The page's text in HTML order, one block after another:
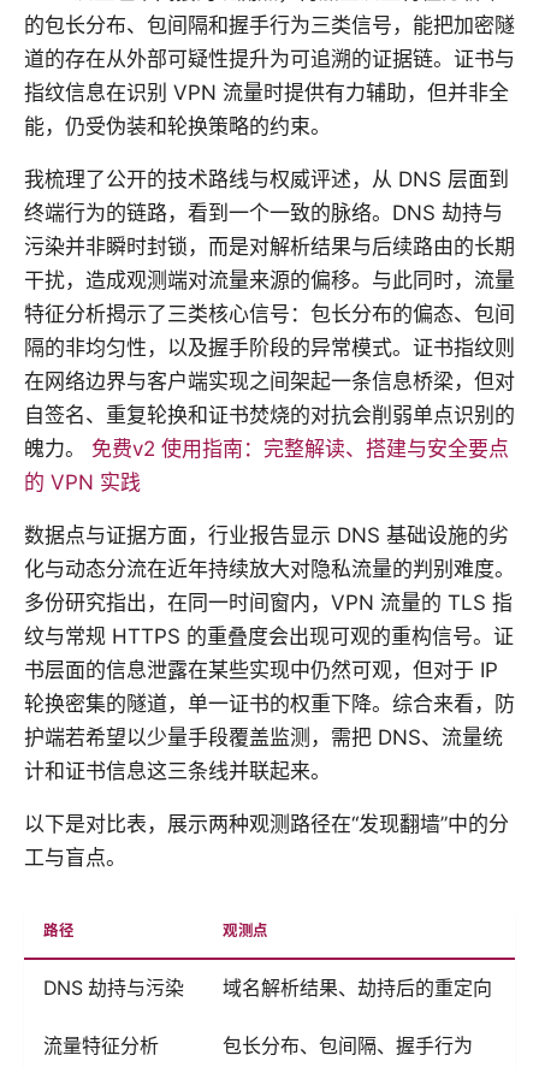
的包长分布、包间隔和握手行为三类信号，能把加密隧
道的存在从外部可疑性提升为可追溯的证据链。证书与
指纹信息在识别 VPN 流量时提供有力辅助，但并非全
能，仍受伪装和轮换策略的约束。
我梳理了公开的技术路线与权威评述，从 DNS 层面到
终端行为的链路，看到一个一致的脉络。DNS 劫持与
污染并非瞬时封锁，而是对解析结果与后续路由的长期
干扰，造成观测端对流量来源的偏移。与此同时，流量
特征分析揭示了三类核心信号：包长分布的偏态、包间
隔的非均匀性，以及握手阶段的异常模式。证书指纹则
在网络边界与客户端实现之间架起一条信息桥梁，但对
自签名、重复轮换和证书焚烧的对抗会削弱单点识别的
魄力。 免费v2 使用指南：完整解读、搭建与安全要点
的 VPN 实践
数据点与证据方面，行业报告显示 DNS 基础设施的劣
化与动态分流在近年持续放大对隐私流量的判别难度。
多份研究指出，在同一时间窗内，VPN 流量的 TLS 指
纹与常规 HTTPS 的重叠度会出现可观的重构信号。证
书层面的信息泄露在某些实现中仍然可观，但对于 IP
轮换密集的隧道，单一证书的权重下降。综合来看，防
护端若希望以少量手段覆盖监测，需把 DNS、流量统
计和证书信息这三条线并联起来。
以下是对比表，展示两种观测路径在“发现翻墙”中的分
工与盲点。
路径 观测点
DNS 劫持与污染 域名解析结果、劫持后的重定向
流量特征分析 包长分布、包间隔、握手行为